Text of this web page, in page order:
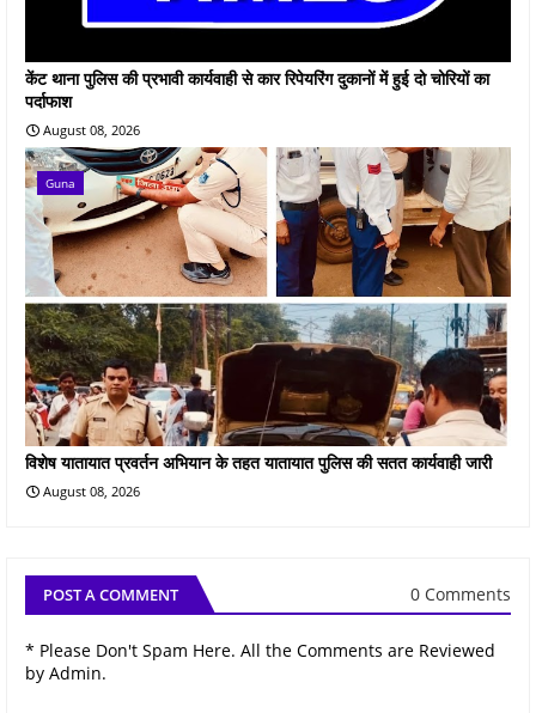
केंट थाना पुलिस की प्रभावी कार्यवाही से कार रिपेयरिंग दुकानों में हुई दो चोरियों का
पर्दाफाश
August 08, 2026
Guna
विशेष यातायात प्रवर्तन अभियान के तहत यातायात पुलिस की सतत कार्यवाही जारी
August 08, 2026
POST A COMMENT 0 Comments
* Please Don't Spam Here. All the Comments are Reviewed
by Admin.